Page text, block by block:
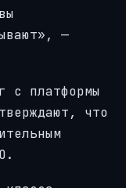
—
с платформы
что